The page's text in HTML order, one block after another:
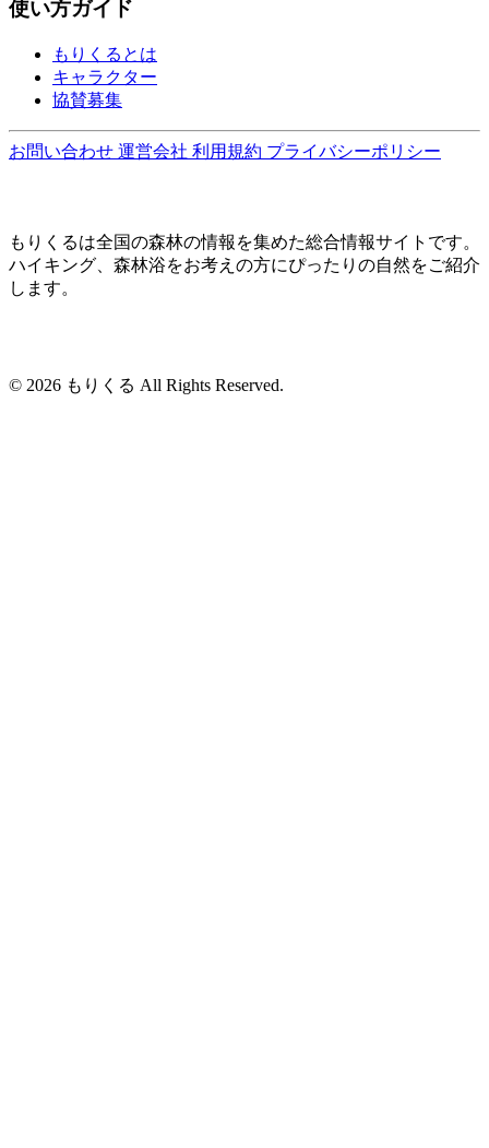
使い方ガイド
もりくるとは
キャラクター
協賛募集
お問い合わせ 運営会社 利用規約 プライバシーポリシー
もりくるは全国の森林の情報を集めた総合情報サイトです。
ハイキング、森林浴をお考えの方にぴったりの自然をご紹介
します。
© 2026 もりくる All Rights Reserved.